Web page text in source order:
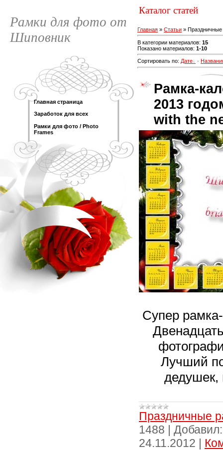
Рамки для фото от
Шиповник
Главная страница
Заработок для всех
Рамки для фото / Photo
Frames
Каталог статей
Главная » Статьи »
В категории материалов: 15
Показано материалов: 1-10
Сортировать по: Дате ·
Рамка-
2013
with the
Супер
Лучший
дедушек,
Праздничные
1488 | Добавил:
24.11.2012 |